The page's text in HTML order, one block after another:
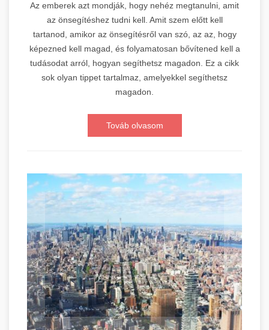
Az emberek azt mondják, hogy nehéz megtanulni, amit
az önsegítéshez tudni kell. Amit szem előtt kell
tartanod, amikor az önsegítésről van szó, az az, hogy
képezned kell magad, és folyamatosan bővítened kell a
tudásodat arról, hogyan segíthetsz magadon. Ez a cikk
sok olyan tippet tartalmaz, amelyekkel segíthetsz
magadon.
Továb olvasom